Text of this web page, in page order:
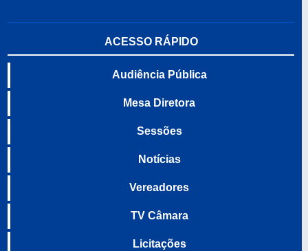
ACESSO RÁPIDO
Audiência Pública
Mesa Diretora
Sessões
Notícias
Vereadores
TV Câmara
Licitações